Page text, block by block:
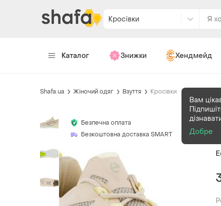
Кросівки
Каталог Знижки Хендмейд
Shafa.ua Жіночий одяг Взуття Кросівки
Безпечна оплата
Безкоштовна доставка SMART
В
Вам
Добре